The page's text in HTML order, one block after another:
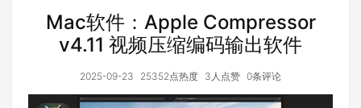
Mac软件：Apple Compressor
v4.11 视频压缩编码输出软件
2025-09-23 25352点热度 3人点赞 0条评论